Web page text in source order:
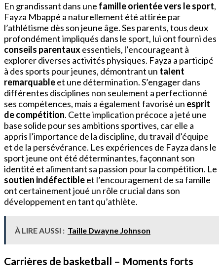
En grandissant dans une famille orientée vers le sport,
Fayza Mbappé a naturellement été attirée par
l’athlétisme dès son jeune âge. Ses parents, tous deux
profondément impliqués dans le sport, lui ont fourni des
conseils parentauxessentiels, l’encourageant à
explorer diverses activités physiques. Fayza a participé
à des sports pour jeunes, démontrant un talent
remarquableet une détermination. S’engager dans
différentes disciplines non seulement a perfectionné
ses compétences, mais a également favorisé un esprit
de compétition. Cette implication précoce a jeté une
base solide pour ses ambitions sportives, car elle a
appris l’importance de la discipline, du travail d’équipe
et de la persévérance. Les expériences de Fayza dans le
sport jeune ont été déterminantes, façonnant son
identité et alimentant sa passion pour la compétition. Le
soutien indéfectibleet l’encouragement de sa famille
ont certainement joué un rôle crucial dans son
développement en tant qu’athlète.
À LIRE AUSSI : Taille Dwayne Johnson
Carrières de basketball – Moments forts